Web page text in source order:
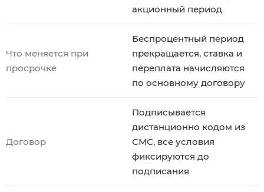
акционный период
Что меняется при
просрочке
Беспроцентный период
прекращается, ставка и
переплата начисляются
по основному договору
Договор
Подписывается
дистанционно кодом из
СМС, все условия
фиксируются до
подписания